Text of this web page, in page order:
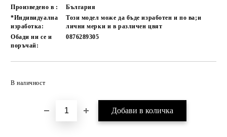
Произведено в :
България
*Индивидуална
изработка:
Този модел може да бъде изработен и по ва;и
лични мерки и в различен цвят
Обади ни се и
поръчай:
0876289305
В наличност